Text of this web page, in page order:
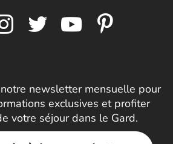
newsletter mensuelle pour
exclusives et profiter
votre séjour dans le Gard.